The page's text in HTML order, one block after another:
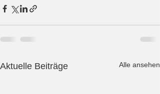
Aktuelle Beiträge Alle ansehen